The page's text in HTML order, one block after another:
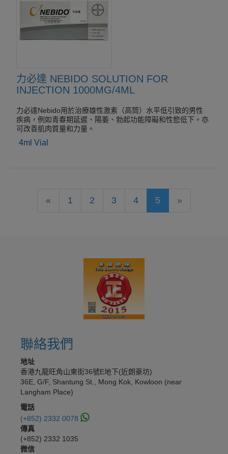
力必達 NEBIDO SOLUTION FOR
INJECTION 1000MG/4ML
力必達Nebido用於治療雄性激素（高筒）水平低引致的男性
疾病，例如青春期延遲、陽萎、勃起功能障礙和性慾低下。亦
可改善肌肉質量和力量。
4ml Vial
« 1 2 3 4 5 »
聯絡我們
地址
香港九龍旺角山東街36號E地下(近朗豪坊)
36E, G/F, Shantung St., Mong Kok, Kowloon (near
Langham Place)
電話
(+852) 2332 0078
傳真
(+852) 2332 1035
微信